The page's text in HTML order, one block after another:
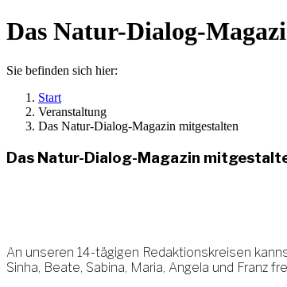
Das Natur-Dialog-
Sie befinden sich hier:
Start
Veranstaltung
Das Natur-Dialog-Magazin mitgestalten
Das Natur-Dialog-Magazin
An unseren 14-tägigen Redaktionskreisen
Sinha, Beate, Sabina, Maria, Angela und Franz